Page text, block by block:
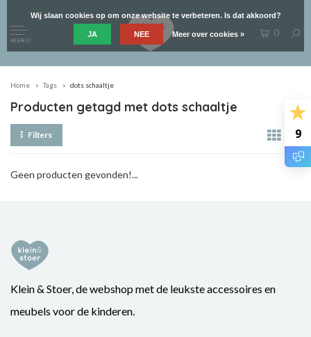
9
MENU
0
Home Tags dots schaaltje
Producten getagd met dots schaaltje
Filters
Geen producten gevonden!...
Klein & Stoer, de webshop met de leukste accessoires en
meubels voor de kinderen.
Wij slaan cookies op om onze website te verbeteren. Is dat akkoord?
JA NEE Meer over cookies »